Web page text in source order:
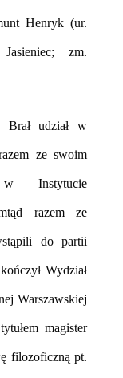
Henryk (ur.
zm.
Brał udział w
ze swoim
Instytucie
razem ze
do partii
Wydział
Warszawskiej
magister
filozoficzną pt.